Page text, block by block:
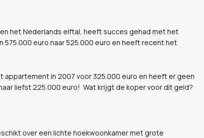
het Nederlands elftal, heeft succes gehad met het
575.000 euro naar 525.000 euro en heeft recent het
in 2007 voor 325.000 euro en heeft er geen
liefst 225.000 euro! Wat krijgt de koper voor dit geld?
over een lichte hoekwoonkamer met grote